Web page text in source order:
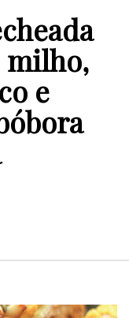
milho,
e